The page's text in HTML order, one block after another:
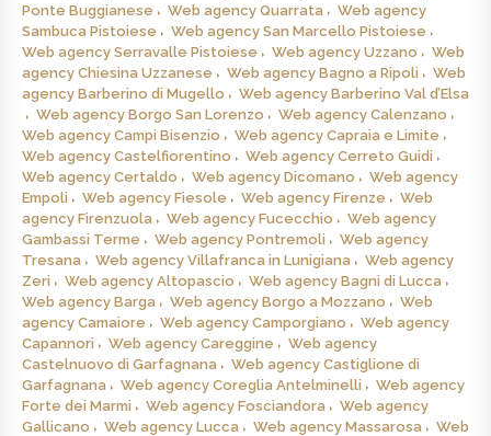
Ponte Buggianese
Web agency Quarrata
Web agency
Sambuca Pistoiese
Web agency San Marcello Pistoiese
Web agency Serravalle Pistoiese
Web agency Uzzano
Web
agency Chiesina Uzzanese
Web agency Bagno a Ripoli
Web
agency Barberino di Mugello
Web agency Barberino Val d’Elsa
Web agency Borgo San Lorenzo
Web agency Calenzano
Web agency Campi Bisenzio
Web agency Capraia e Limite
Web agency Castelfiorentino
Web agency Cerreto Guidi
Web agency Certaldo
Web agency Dicomano
Web agency
Empoli
Web agency Fiesole Web agency Firenze
Web
agency Firenzuola
Web agency Fucecchio
Web agency
Gambassi Terme
Web agency Pontremoli
Web agency
Tresana
Web agency Villafranca in Lunigiana
Web agency
Zeri
Web agency Altopascio
Web agency Bagni di Lucca
Web agency Barga
Web agency Borgo a Mozzano
Web
agency Camaiore
Web agency Camporgiano
Web agency
Capannori
Web agency Careggine
Web agency
Castelnuovo di Garfagnana
Web agency Castiglione di
Garfagnana
Web agency Coreglia Antelminelli
Web agency
Forte dei Marmi
Web agency Fosciandora
Web agency
Gallicano
Web agency Lucca Web agency Massarosa
Web